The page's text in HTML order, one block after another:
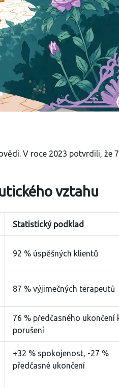
V roce 2023 potvrdili, že
vztahu
Statistický podklad
92 % úspěšných klientů
87 % výjimečných terapeutů
76 % předčasného ukončení
porušení
+32 % spokojenost, -27 %
předčasné ukončení